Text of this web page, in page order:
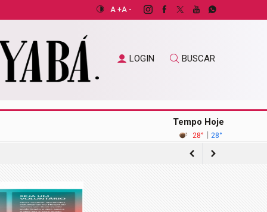
A +A -
LOGIN BUSCAR
Tempo Hoje
28° | 28°
pacientes do SUS